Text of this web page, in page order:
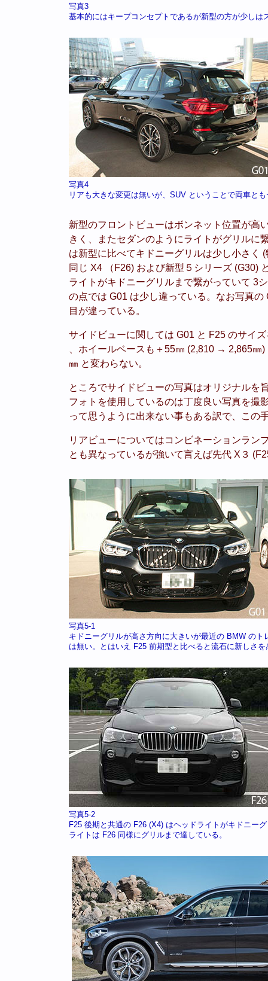
写真3
基本的にはキープコンセプトであるが新型の方が少しは
写真4
リアも大きな変更は無いが、SUV ということで両車と
新型のフロントビューはボンネット位置が高
きく、またセダンのようにライトがグリルに
は新型に比べてキドニーグリルは少し小さく
同じ X4 （F26) および新型５シリーズ (G30)
ライトがキドニーグリルまで繋がっていて 3
の点では G01 は少し違っている。なお写真
目が違っている。
サイドビューに関しては G01 と F25 のサイ
、ホイールベースも＋55㎜ (2,810 → 2,865
㎜ と変わらない。
ところでサイドビューの写真はオリジナルを
フォトを使用しているのは丁度良い写真を撮
って思うように出来ない事もある訳で、この
リアビューについてはコンビネーションラン
とも異なっているが強いて言えば先代 X３
写真5-1
キドニーグリルが高さ方向に大きいが最近の BMW の
は無い。とはいえ F25 前期型と比べると流石に新しさを
写真5-2
F25 後期と共通の F26 (X4) はヘッドライトがキドニー
ライトは F26 同様にグリルまで達している。